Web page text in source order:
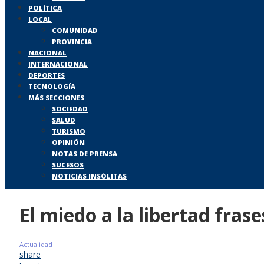
POLÍTICA
LOCAL
COMUNIDAD
PROVINCIA
NACIONAL
INTERNACIONAL
DEPORTES
TECNOLOGÍA
MÁS SECCIONES
SOCIEDAD
SALUD
TURISMO
OPINIÓN
NOTAS DE PRENSA
SUCESOS
NOTICIAS INSÓLITAS
El miedo a la libertad
Actualidad
share